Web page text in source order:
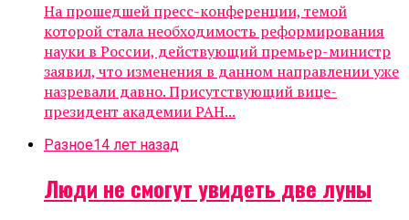
На прошедшей пресс-конференции, темой
которой стала необходимость реформирования
науки в России, действующий премьер-министр
заявил, что изменения в данном направлении уже
назревали давно. Присутствующий вице-
президент академии РАН...
Разное14 лет назад
Люди не смогут увидеть две луны